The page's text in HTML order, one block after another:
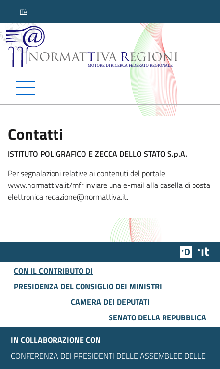
ITA
Normattiva Regioni -
Contatti
ISTITUTO POLIGRAFICO E ZECCA DELLO STATO S.p.A.
Per segnalazioni relative ai contenuti del portale
www.normattiva.it/mfr inviare una e-mail alla casella di posta
elettronica redazione@normattiva.it.
Team
CON IL CONTRIBUTO DI
PRESIDENZA DEL CONSIGLIO DEI MINISTRI
CAMERA DEI DEPUTATI
SENATO DELLA REPUBBLICA
IN COLLABORAZIONE CON
CONFERENZA DEI PRESIDENTI DELLE ASSEMBLEE DELLE